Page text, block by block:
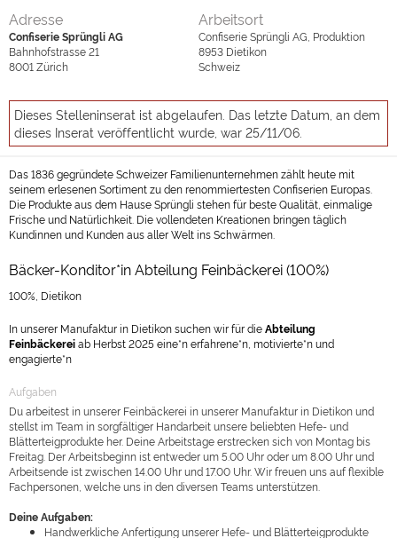
Adresse
Confiserie Sprüngli AG
Bahnhofstrasse 21
8001 Zürich
Arbeitsort
Confiserie Sprüngli AG, Produktion
8953 Dietikon
Schweiz
Dieses Stelleninserat ist abgelaufen. Das letzte Datum, an dem
dieses Inserat veröffentlicht wurde, war 25/11/06.
Das 1836 gegründete Schweizer Familienunternehmen zählt heute mit
seinem erlesenen Sortiment zu den renommiertesten Confiserien Europas.
Die Produkte aus dem Hause Sprüngli stehen für beste Qualität, einmalige
Frische und Natürlichkeit. Die vollendeten Kreationen bringen täglich
Kundinnen und Kunden aus aller Welt ins Schwärmen.
Bäcker-Konditor*in Abteilung Feinbäckerei (100%)
100%, Dietikon
In unserer Manufaktur in Dietikon suchen wir für dieAbteilung
Feinbäckereiab Herbst 2025 eine*n erfahrene*n, motivierte*n und
engagierte*n
Aufgaben
Du arbeitest in unserer Feinbäckerei in unserer Manufaktur in Dietikon und
stellst im Team in sorgfältiger Handarbeit unsere beliebten Hefe- und
Blätterteigprodukte her. Deine Arbeitstage erstrecken sich von Montag bis
Freitag. Der Arbeitsbeginn ist entweder um 5.00 Uhr oder um 8.00 Uhr und
Arbeitsende ist zwischen 14.00 Uhr und 17.00 Uhr. Wir freuen uns auf flexible
Fachpersonen, welche uns in den diversen Teams unterstützen.
Deine Aufgaben:
Handwerkliche Anfertigung unserer Hefe- und Blätterteigprodukte